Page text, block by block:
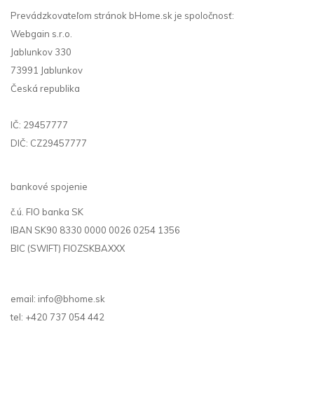
Prevádzkovateľom stránok bHome.sk je spoločnosť:
Webgain s.r.o.
Jablunkov 330
73991 Jablunkov
Česká republika
IČ: 29457777
DIČ: CZ29457777
bankové spojenie
č.ú. FIO banka SK
IBAN SK90 8330 0000 0026 0254 1356
BIC (SWIFT) FIOZSKBAXXX
email: info@bhome.sk
tel: +420 737 054 442